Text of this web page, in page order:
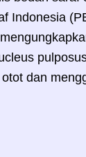
Indonesia
dan